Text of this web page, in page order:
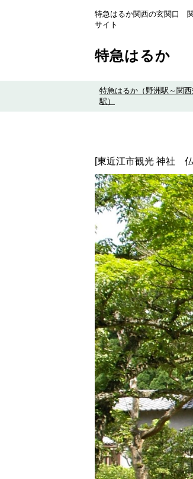
特急はるか関西の玄関口
サイト
特急はるか
特急はるか（野洲駅～関
駅）
[東近江市観光 神社